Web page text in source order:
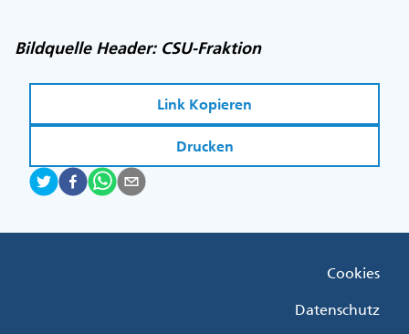
Bildquelle Header: CSU-Fraktion
Link Kopieren
Drucken
Cookies
Datenschutz